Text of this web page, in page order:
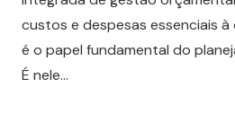
custos e despesas essenciais
é o papel fundamental do
É nele…